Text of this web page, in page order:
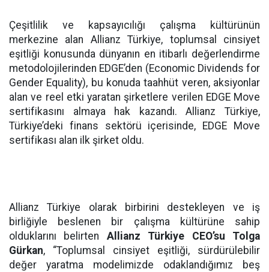
Çeşitlilik ve kapsayıcılığı çalışma kültürünün
merkezine alan Allianz Türkiye, toplumsal cinsiyet
eşitliği konusunda dünyanın en itibarlı değerlendirme
metodolojilerinden EDGE’den (Economic Dividends for
Gender Equality), bu konuda taahhüt veren, aksiyonlar
alan ve reel etki yaratan şirketlere verilen EDGE Move
sertifikasını almaya hak kazandı. Allianz Türkiye,
Türkiye’deki finans sektörü içerisinde, EDGE Move
sertifikası alan ilk şirket oldu.
Allianz Türkiye olarak birbirini destekleyen ve iş
birliğiyle beslenen bir çalışma kültürüne sahip
olduklarını belirten Allianz Türkiye CEO’su Tolga
Gürkan,
“Toplumsal cinsiyet eşitliği, sürdürülebilir
değer yaratma modelimizde odaklandığımız beş